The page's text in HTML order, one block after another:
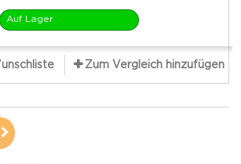
Auf Lager
Zum Vergleich hinzufügen